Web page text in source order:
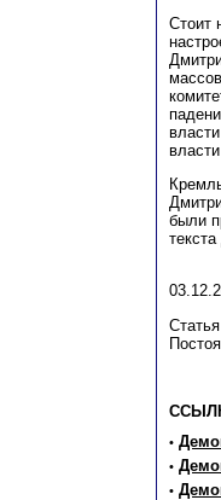
Стоит
были
•
•
•